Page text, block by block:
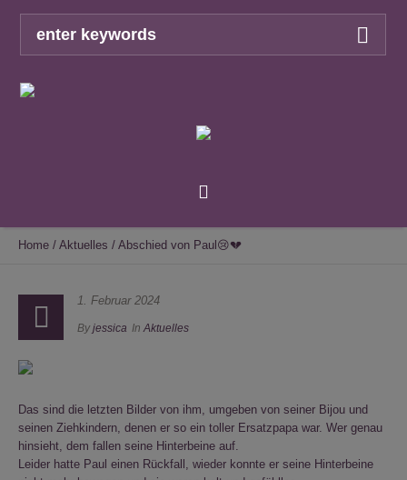
Home / Aktuelles / Abschied von Paul😢💔
1. Februar 2024
By jessica In Aktuelles
Das sind die letzten Bilder von ihm, umgeben von seiner Bijou und
seinen Ziehkindern, denen er so ein toller Ersatzpapa war. Wer genau
hinsieht, dem fallen seine Hinterbeine auf.
Leider hatte Paul einen Rückfall, wieder konnte er seine Hinterbeine